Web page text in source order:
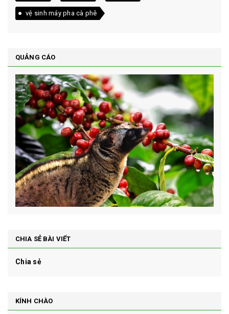
vệ sinh máy pha cà phê
QUẢNG CÁO
CHIA SẺ BÀI VIẾT
Chia sẻ
KÍNH CHÀO